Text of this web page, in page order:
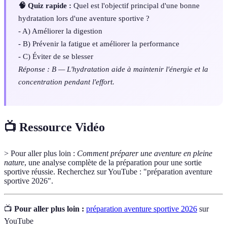
🧠 Quiz rapide : Quel est l'objectif principal d'une bonne
hydratation lors d'une aventure sportive ?
- A) Améliorer la digestion
- B) Prévenir la fatigue et améliorer la performance
- C) Éviter de se blesser
Réponse : B — L'hydratation aide à maintenir l'énergie et la
concentration pendant l'effort.
📺 Ressource Vidéo
> Pour aller plus loin : Comment préparer une aventure en pleine
nature, une analyse complète de la préparation pour une sortie
sportive réussie. Recherchez sur YouTube : "préparation aventure
sportive 2026".
📺 Pour aller plus loin : préparation aventure sportive 2026 sur
YouTube